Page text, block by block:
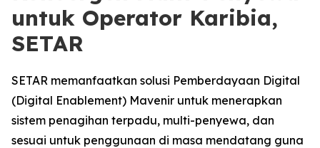
untuk Operator Karibia,
SETAR
SETAR memanfaatkan solusi Pemberdayaan Digital
(Digital Enablement) Mavenir untuk menerapkan
sistem penagihan terpadu, multi-penyewa, dan
sesuai untuk penggunaan di masa mendatang guna